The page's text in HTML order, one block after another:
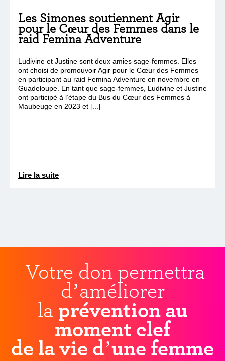
Les Simones soutiennent Agir
pour le Cœur des Femmes dans le
raid Femina Adventure
Ludivine et Justine sont deux amies sage-femmes. Elles
ont choisi de promouvoir Agir pour le Cœur des Femmes
en participant au raid Femina Adventure en novembre en
Guadeloupe. En tant que sage-femmes, Ludivine et Justine
ont participé à l’étape du Bus du Cœur des Femmes à
Maubeuge en 2023 et [...]
Lire la suite
Votre don permettra
d’améliorer
la prévention au
moment clef
de la vie d’une femme